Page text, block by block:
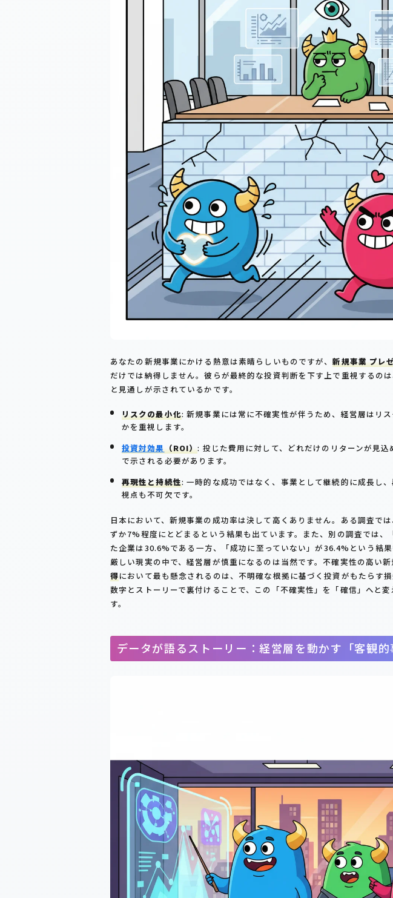
あなたの新規事業にかける熱意は素晴らしいものですが、新規事業 プレ
だけでは納得しません。彼らが最終的な投資判断を下す上で重視するの
と見通しが示されているかです。
リスクの最小化: 新規事業には常に不確実性が伴うため、経営層はリ
かを重視します。
投資対効果（ROI）: 投じた費用に対して、どれだけのリターンが見
で示される必要があります。
再現性と持続性: 一時的な成功ではなく、事業として継続的に成長し
視点も不可欠です。
日本において、新規事業の成功率は決して高くありません。ある調査で
ずか7%程度にとどまるという結果も出ています。また、別の調査では、
た企業は30.6%である一方、「成功に至っていない」が36.4%という結
厳しい現実の中で、経営層が慎重になるのは当然です。不確実性の高い
得において最も懸念されるのは、不明確な根拠に基づく投資がもたらす
数字とストーリーで裏付けることで、この「不確実性」を「確信」へと
す。
データが語るストーリー：経営層を動かす「客観的